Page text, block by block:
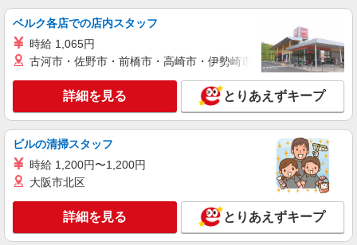
ベルク各店での店内スタッフ
時給 1,065円
古河市・佐野市・前橋市・高崎市・伊勢崎市・太田市・館林市
詳細を見る とりあえずキープ
ビルの清掃スタッフ
時給 1,200円〜1,200円
大阪市北区
詳細を見る とりあえずキープ